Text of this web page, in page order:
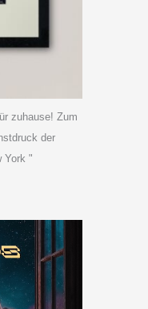
zuhause! Zum
der
York "